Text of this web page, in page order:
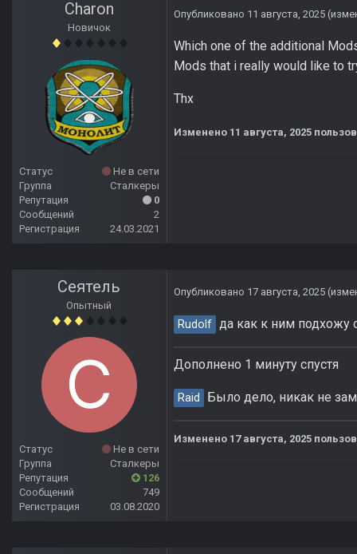
Charon
Новичок
Статус
Не в сети
Группа
Сталкеры
Репутация
0
Сообщений
2
Регистрация
24.03.2021
Опубликовано 11 августа, 2025
Which one of the additional
Mods that i really would like to
Thx
Изменено 11 августа, 2025
Сеятель
Опытный
Статус
Не в сети
Группа
Сталкеры
Репутация
126
Сообщений
749
Регистрация
03.08.2020
Опубликовано 17 августа, 2025
Rudolf да как к ним подхожу
Дополнено 1 минуту спустя
Raid Было дело, никак не
Изменено 17 августа, 2025